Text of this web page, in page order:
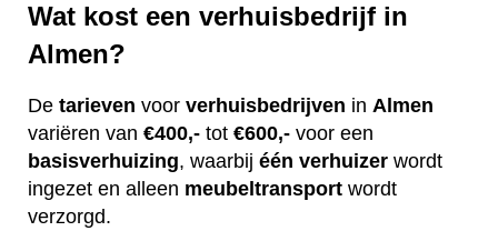
Wat kost een verhuisbedrijf in
Almen?
De tarieven voor verhuisbedrijven in Almen
variëren van €400,- tot €600,- voor een
basisverhuizing, waarbij één verhuizer wordt
ingezet en alleen meubeltransport wordt
verzorgd.